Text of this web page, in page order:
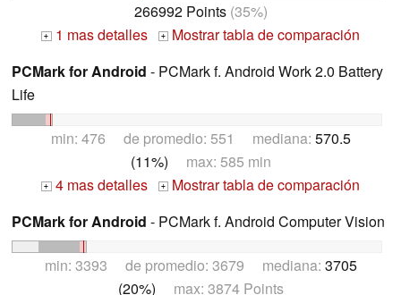
266992 Points(35%)
+ 1 mas detalles +
Mostrar tabla de comparación
PCMark for Android - PCMark f. Android Work 2.0 Battery
Life
min: 476 de promedio: 551 mediana: 570.5
(11%) max: 585 min
+ 4 mas detalles +
Mostrar tabla de comparación
PCMark for Android - PCMark f. Android Computer Vision
min: 3393 de promedio: 3679 mediana: 3705
(20%) max: 3874 Points